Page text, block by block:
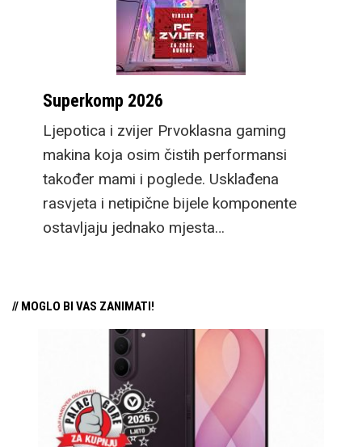
Superkomp 2026
Ljepotica i zvijer Prvoklasna gaming
makina koja osim čistih performansi
također mami i poglede. Usklađena
rasvjeta i netipične bijele komponente
ostavljaju jednako mjesta…
// MOGLO BI VAS ZANIMATI!